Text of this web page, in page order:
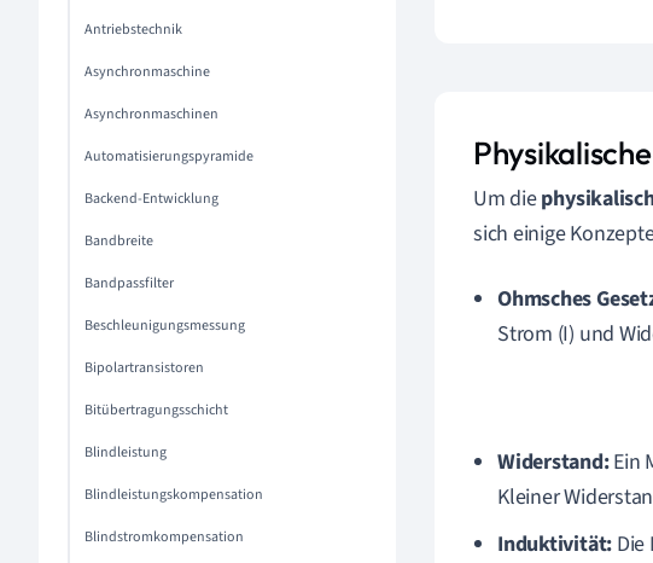
Antriebstechnik
Asynchronmaschine
Asynchronmaschinen
Automatisierungspyramide
Backend-Entwicklung
Bandbreite
Bandpassfilter
Beschleunigungsmessung
Bipolartransistoren
Bitübertragungsschicht
Blindleistung
Blindleistungskompensation
Blindstromkompensation
Um die
sich einige
Ohmsches
Strom (I) und
Widerstand:Ein
Kleiner
Induktivität: